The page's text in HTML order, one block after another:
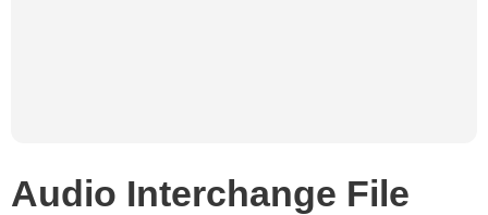
Audio Interchange File